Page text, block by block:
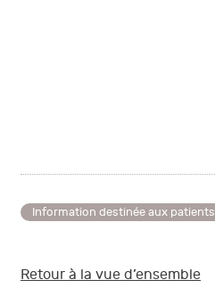
Information destinée aux patients
Retour à la vue d’ensemble